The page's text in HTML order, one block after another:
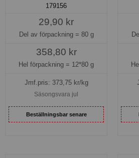
179156
29,90 kr
Del av förpackning = 80 g
358,80 kr
Hel förpackning = 12*80 g
Jmf.pris: 373,75kr/kg
Säsongsvara jul
Beställningsbar senare